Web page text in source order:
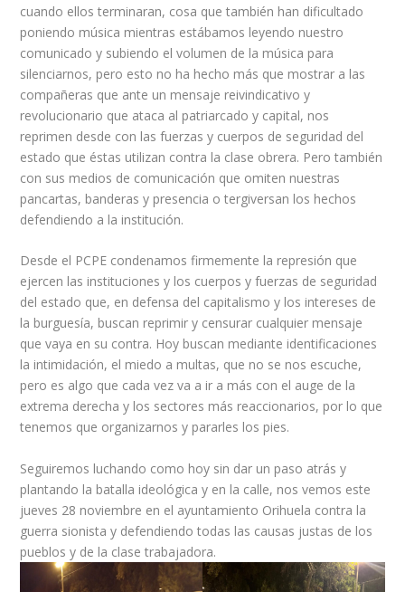
cuando ellos terminaran, cosa que también han dificultado
poniendo música mientras estábamos leyendo nuestro
comunicado y subiendo el volumen de la música para
silenciarnos, pero esto no ha hecho más que mostrar a las
compañeras que ante un mensaje reivindicativo y
revolucionario que ataca al patriarcado y capital, nos
reprimen desde con las fuerzas y cuerpos de seguridad del
estado que éstas utilizan contra la clase obrera. Pero también
con sus medios de comunicación que omiten nuestras
pancartas, banderas y presencia o tergiversan los hechos
defendiendo a la institución.
Desde el PCPE condenamos firmemente la represión que
ejercen las instituciones y los cuerpos y fuerzas de seguridad
del estado que, en defensa del capitalismo y los intereses de
la burguesía, buscan reprimir y censurar cualquier mensaje
que vaya en su contra. Hoy buscan mediante identificaciones
la intimidación, el miedo a multas, que no se nos escuche,
pero es algo que cada vez va a ir a más con el auge de la
extrema derecha y los sectores más reaccionarios, por lo que
tenemos que organizarnos y pararles los pies.
Seguiremos luchando como hoy sin dar un paso atrás y
plantando la batalla ideológica y en la calle, nos vemos este
jueves 28 noviembre en el ayuntamiento Orihuela contra la
guerra sionista y defendiendo todas las causas justas de los
pueblos y de la clase trabajadora.